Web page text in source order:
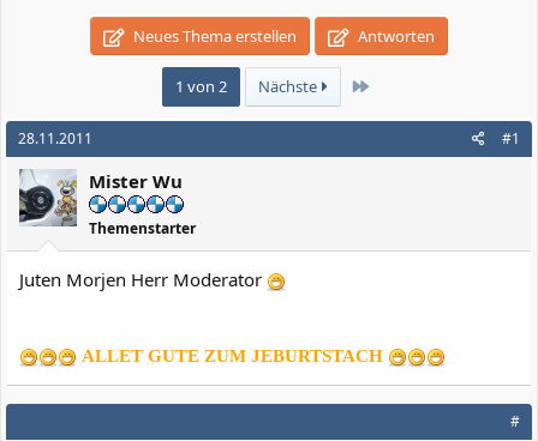
Neues Thema erstellen Antworten
1 von 2 Nächste Letzte
28.11.2011 #1
Mister Wu
Themenstarter
Juten Morjen Herr Moderator
ALLET GUTE ZUM JEBURTSTACH
#